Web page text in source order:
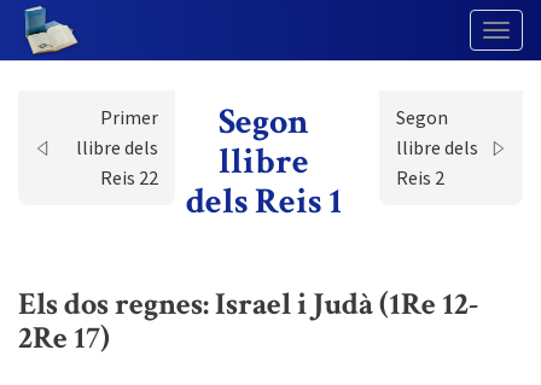
Primer
llibre dels
Reis 22
Segon
llibre
dels Reis 1
Segon
llibre dels
Reis 2
Els dos regnes: Israel i Judà (1Re 12-
2Re 17)